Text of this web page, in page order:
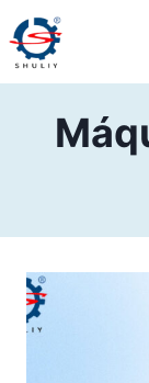
Saltar
al
contenido